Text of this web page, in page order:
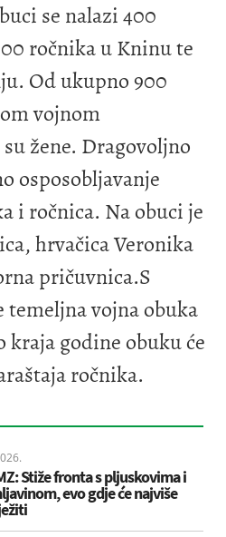
se nalazi 400
ročnika u Kninu te
Od ukupno 900
vojnom
žene. Dragovoljno
osposobljavanje
i ročnica. Na obuci je
hrvačica Veronika
pričuvnica.S
temeljna vojna obuka
kraja godine obuku će
ročnika.
Stiže fronta s pljuskovima i
evo gdje će najviše